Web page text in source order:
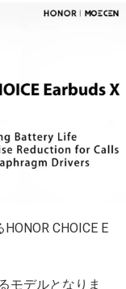
CHOICE E
モデルとなりま